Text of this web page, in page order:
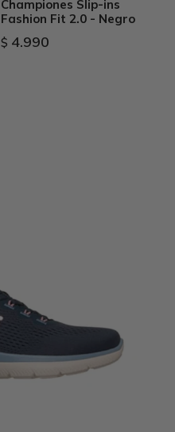
Championes Slip-ins
Fashion Fit 2.0 - Negro
$ 4.990